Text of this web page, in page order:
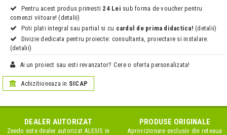
Pentru acest produs primesti 24 Lei sub forma de voucher pentru
comenzi viitoare! (detalii)
Poti plati integral sau partial si cu cardul de prima didactica! (detalii)
Divizie dedicata pentru proiecte: consultanta, proiectare si instalare.
(detalii)
Ai un proiect sau esti revanzator? Cere o oferta personalizata!
Achizitioneaza in SICAP
DEALER AUTORIZAT
Zeedo este dealer autorizat ALESIS in
PRODUSE ORIGINALE
Aprovizionare exclusiv din reteaua